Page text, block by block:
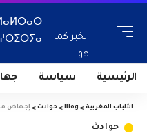
الخبر كما
هو...
الرئيسية سياسة
الألباب المغربية >
Blog
> حوادث > إجهاض محاولة لتهريب
حوادث